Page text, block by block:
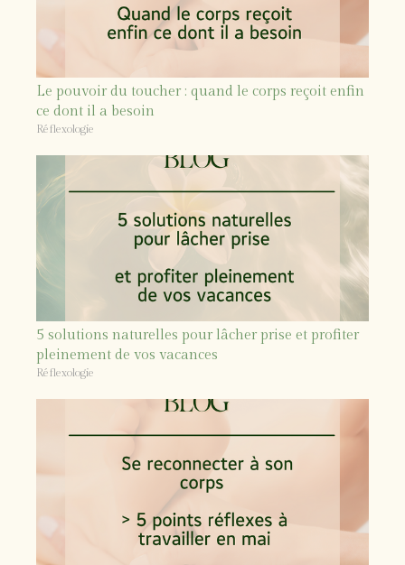
Le pouvoir du toucher : quand le corps reçoit enfin
ce dont il a besoin
Réflexologie
5 solutions naturelles pour lâcher prise et profiter
pleinement de vos vacances
Réflexologie